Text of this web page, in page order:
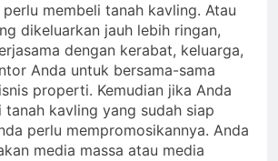
membeli tanah kavling. Atau
dikeluarkan jauh lebih ringan,
dengan kerabat, keluarga,
Anda untuk bersama-sama
properti. Kemudian jika Anda
tanah kavling yang sudah siap
perlu mempromosikannya. Anda
media massa atau media